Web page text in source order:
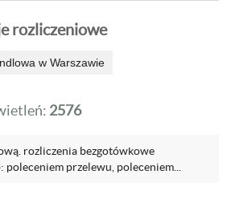
rozliczeniowe
w Warszawie
2576
rozliczenia bezgotówkowe
przelewu, poleceniem...